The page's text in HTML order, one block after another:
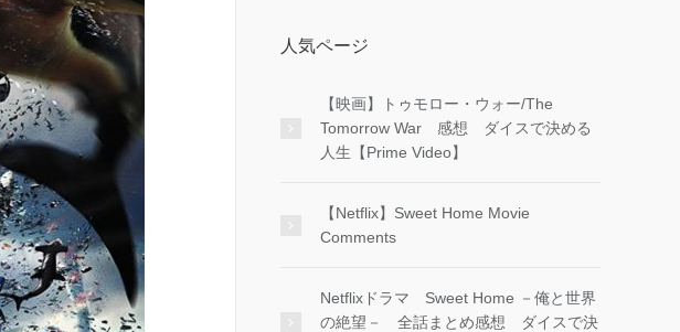
人気ページ
【映画】トゥモロー・ウォー/The
Tomorrow War 感想 ダイスで決める
人生【Prime Video】
【Netflix】Sweet Home Movie
Comments
Netflixドラマ Sweet Home －俺と世界
の絶望－ 全話まとめ感想 ダイスで決